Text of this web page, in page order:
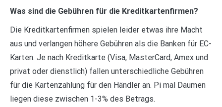
Was sind die Gebühren für die Kreditkartenfirmen?
Die Kreditkartenfirmen spielen leider etwas ihre Macht
aus und verlangen höhere Gebühren als die Banken für EC-
Karten. Je nach Kreditkarte (Visa, MasterCard, Amex und
privat oder dienstlich) fallen unterschiedliche Gebühren
für die Kartenzahlung für den Händler an. Pi mal Daumen
liegen diese zwischen 1-3% des Betrags.